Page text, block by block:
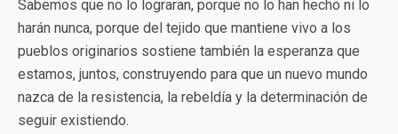
Sabemos que no lo lograran, porque no lo han hecho ni lo
harán nunca, porque del tejido que mantiene vivo a los
pueblos originarios sostiene también la esperanza que
estamos, juntos, construyendo para que un nuevo mundo
nazca de la resistencia, la rebeldía y la determinación de
seguir existiendo.